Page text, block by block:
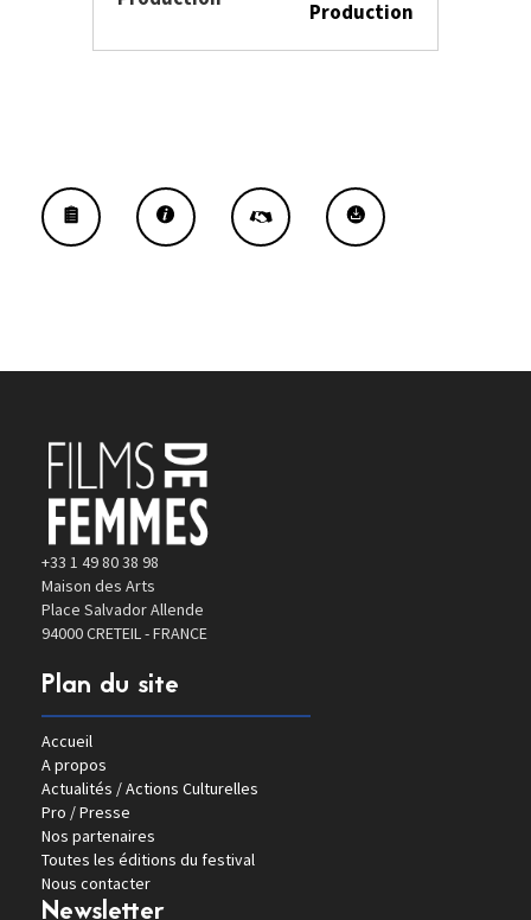
Production
+33 1 49 80 38 98
Maison des Arts
Place Salvador Allende
94000 CRETEIL - FRANCE
Plan du site
Accueil
A propos
Actualités / Actions Culturelles
Pro / Presse
Nos partenaires
Toutes les éditions du festival
Nous contacter